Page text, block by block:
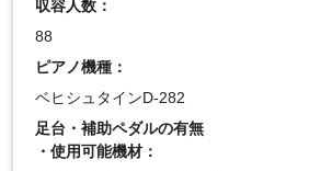
収容人数：
88
ピアノ機種：
ベヒシュタインD-282
足台・補助ペダルの有無
・使用可能機材：